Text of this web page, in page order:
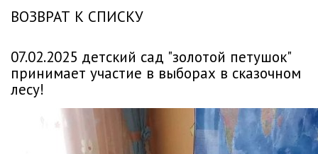
ВОЗВРАТ К СПИСКУ
07.02.2025 детский сад "золотой петушок"
принимает участие в выборах в сказочном
лесу!